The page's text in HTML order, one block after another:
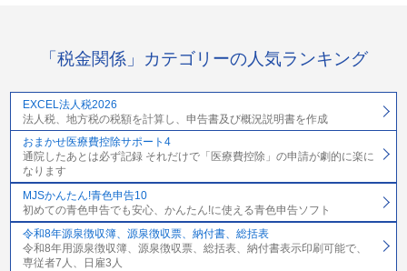
「税金関係」カテゴリーの人気ランキング
EXCEL法人税2026
法人税、地方税の税額を計算し、申告書及び概況説明書を作成
おまかせ医療費控除サポート4
通院したあとは必ず記録 それだけで「医療費控除」の申請が劇的に楽に
なります
MJSかんたん!青色申告10
初めての青色申告でも安心、かんたん!に使える青色申告ソフト
令和8年源泉徴収簿、源泉徴収票、納付書、総括表
令和8年用源泉徴収簿、源泉徴収票、総括表、納付書表示印刷可能で、
専従者7人、日雇3人